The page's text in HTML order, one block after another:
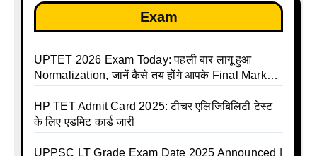
Exam
UPTET 2026 Exam Today: पहली बार लागू हुआ
Normalization, जानें कैसे तय होंगे आपके Final Marks
HP TET Admit Card 2025: टीचर एलिजिबिलिटी टेस्ट
के लिए एडमिट कार्ड जारी
UPPSC LT Grade Exam Date 2025 Announced |